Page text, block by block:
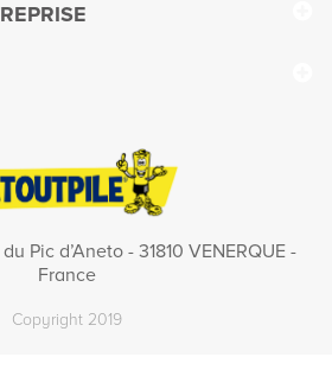
Pic d’Aneto - 31810 VENERQUE -
France
Copyright 2019